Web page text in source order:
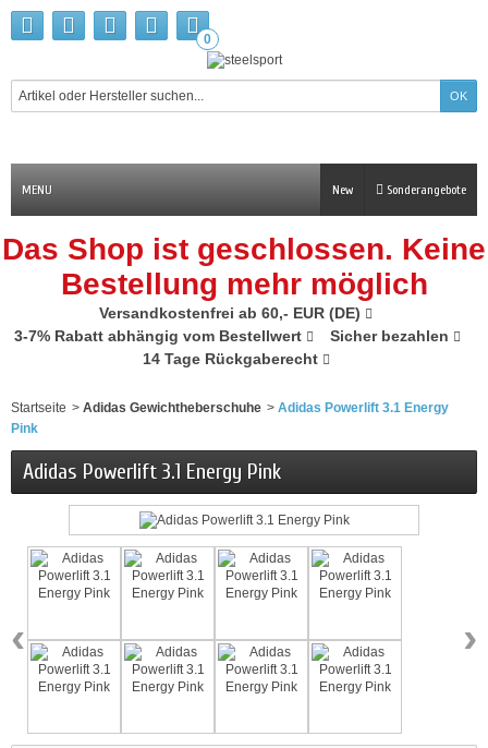
0
MENU Sonderangebote
New
Das Shop ist geschlossen. Keine
Bestellung mehr möglich
Versandkostenfrei ab 60,- EUR (DE)
3-7% Rabatt abhängig vom Bestellwert
Sicher bezahlen
14 Tage Rückgaberecht
Startseite > Adidas Gewichtheberschuhe > Adidas Powerlift 3.1 Energy
Pink
Adidas Powerlift 3.1 Energy Pink
‹ ›